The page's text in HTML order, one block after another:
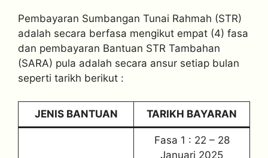
Pembayaran Sumbangan Tunai Rahmah (STR)
adalah secara berfasa mengikut empat (4) fasa
dan pembayaran Bantuan STR Tambahan
(SARA) pula adalah secara ansur setiap bulan
seperti tarikh berikut :
JENIS BANTUAN TARIKH BAYARAN
Fasa 1 : 22 – 28
Januari 2025